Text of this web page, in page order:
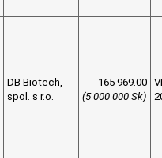
DB Biotech,
spol. s r.o.
165 969.00
(5 000 000 Sk)